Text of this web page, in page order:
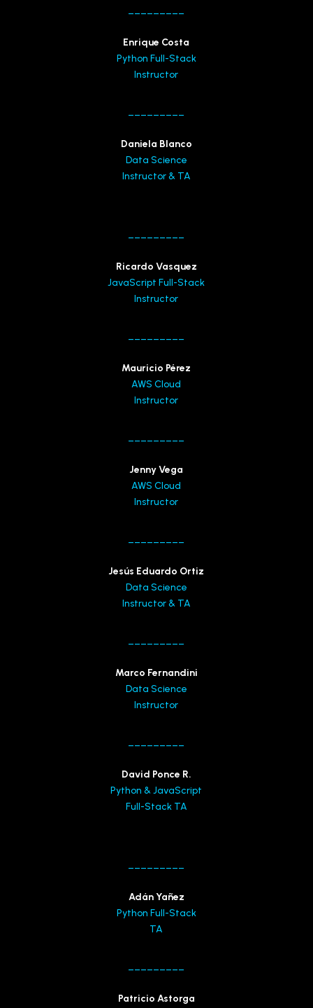
Enrique Costa
Python Full-Stack
Instructor
Daniela Blanco
Data Science
Instructor & TA
Ricardo Vasquez
JavaScript Full-Stack
Instructor
Mauricio Pérez
AWS Cloud
Instructor
Jenny Vega
AWS Cloud
Instructor
Jesús Eduardo Ortiz
Data Science
Instructor & TA
Marco Fernandini
Data Science
Instructor
David Ponce R.
Python & JavaScript
Full-Stack TA
Adán Yañez
Python Full-Stack
TA
Patricio Astorga